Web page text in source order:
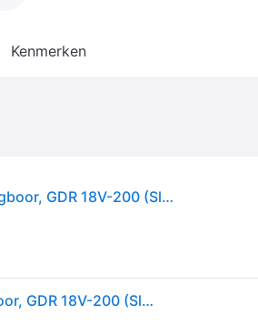
Kenmerken
Bosch Professional, Boormachine + slagboor, GDR 18V-200 (Slagschroevendraaier)
Bosch Professional, Boormachine + slagboor, GDR 18V-200 (Slagschroevendraaier)